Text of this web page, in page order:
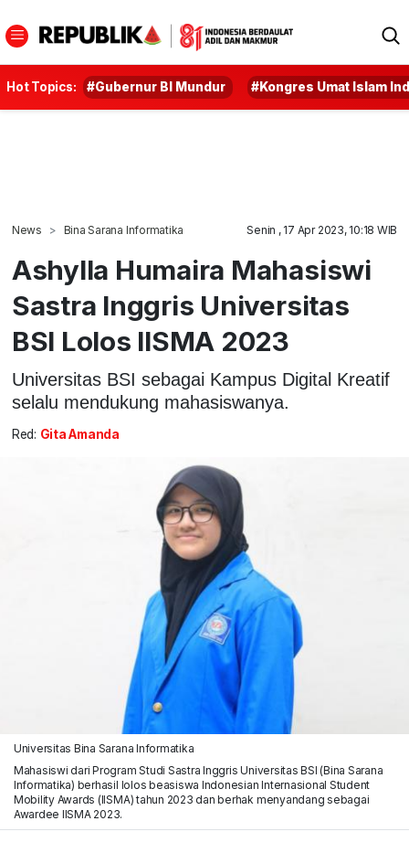
Hot Topics: #Gubernur BI Mundur #Kongres Umat Islam
News Bina Sarana Informatika Senin , 17 Apr 2023, 10:18 WIB
Ashylla Humaira Mahasiswi
Sastra Inggris Universitas
BSI Lolos IISMA 2023
Universitas BSI sebagai Kampus Digital Kreatif
selalu mendukung mahasiswanya.
Red: Gita Amanda
Universitas Bina Sarana Informatika
Mahasiswi dari Program Studi Sastra Inggris Universitas BSI (Bina Sarana
Informatika) berhasil lolos beasiswa Indonesian Internasional Student
Mobility Awards (IISMA) tahun 2023 dan berhak menyandang sebagai
Awardee IISMA 2023.